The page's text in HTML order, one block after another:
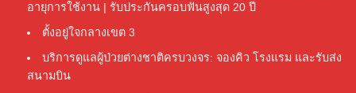
อายุการใช้งาน | รับประกันครอบฟันสูงสุด 20 ปี
ตั้งอยู่ใจกลางเขต 3
บริการดูแลผู้ป่วยต่างชาติครบวงจร: จองคิว โรงแรม และรับส่ง
สนามบิน